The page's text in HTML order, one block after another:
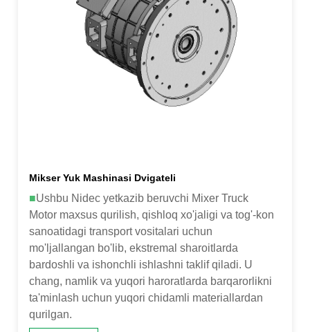
Mikser Yuk Mashinasi Dvigateli
■Ushbu Nidec yetkazib beruvchi Mixer Truck
Motor maxsus qurilish, qishloq xo'jaligi va tog'-kon
sanoatidagi transport vositalari uchun
mo'ljallangan bo'lib, ekstremal sharoitlarda
bardoshli va ishonchli ishlashni taklif qiladi. U
chang, namlik va yuqori haroratlarda barqarorlikni
ta'minlash uchun yuqori chidamli materiallardan
qurilgan.